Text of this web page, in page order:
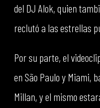
del DJ Alok, quien
reclutó a las estrellas
Por su parte, el
en São Paulo y Miami,
Millan, y el mismo